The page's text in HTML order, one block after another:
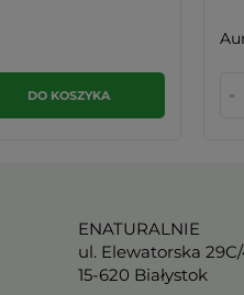
DO KOSZYKA -
ENATURALNIE
ul. Elewatorska
15-620 Białystok